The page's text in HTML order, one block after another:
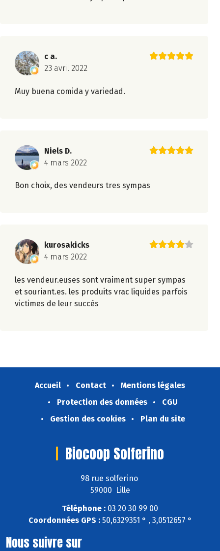
c a.
23 avril 2022
Muy buena comida y variedad.
Niels D.
4 mars 2022
Bon choix, des vendeurs tres sympas
kurosakicks
4 mars 2022
les vendeur.euses sont vraiment super sympas
et souriant.es. les produits vrac liquides parfois
victimes de leur succès
Accueil Contact
Mentions légales
Protection des données
CGU
Gestion des cookies
Plan du site
Biocoop Solferino
98 rue solferino
59000 Lille
Téléphone : 03 20 30 99 00
Coordonnées GPS :50,6329351 ° , 3,0512657 °
Nous suivre sur